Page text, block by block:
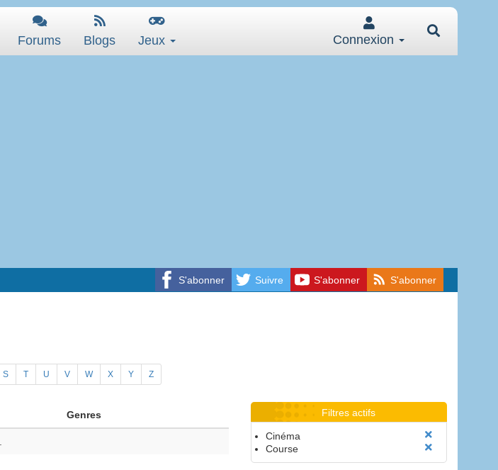
Forums Blogs Jeux Connexion
S'abonner Suivre S'abonner S'abonner
S T U V W X Y Z
Genres Filtres actifs
Cinéma
Course